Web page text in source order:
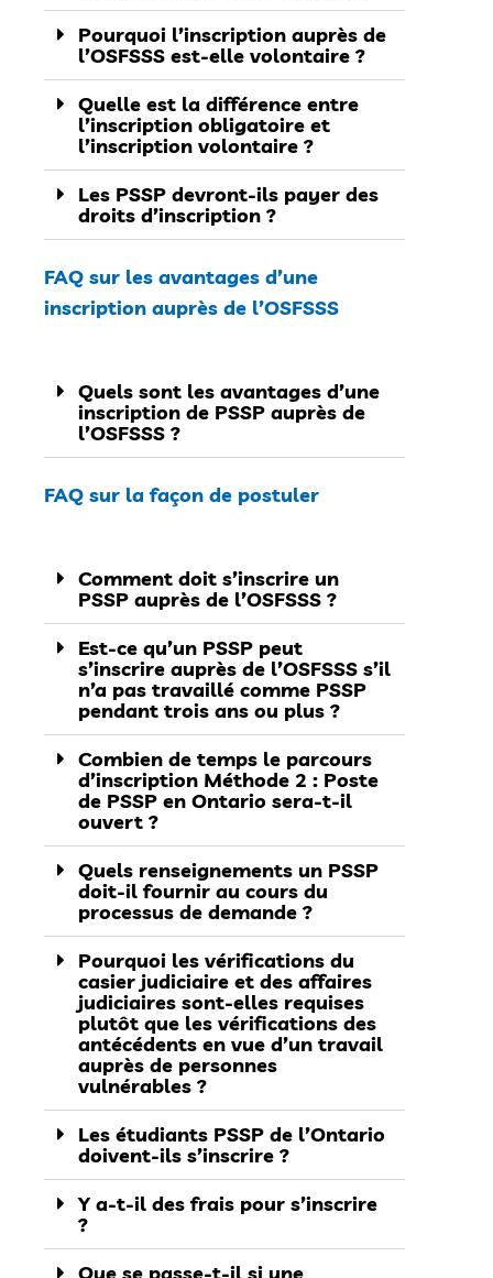
Pourquoi l’inscription auprès de
l’OSFSSS est-elle volontaire ?
Quelle est la différence entre
l’inscription obligatoire et
l’inscription volontaire ?
Les PSSP devront-ils payer des
droits d’inscription ?
FAQ sur les avantages d’une
inscription auprès de l’OSFSSS
Quels sont les avantages d’une
inscription de PSSP auprès de
l’OSFSSS ?
FAQ sur la façon de postuler
Comment doit s’inscrire un
PSSP auprès de l’OSFSSS ?
Est-ce qu’un PSSP peut
s’inscrire auprès de l’OSFSSS s’il
n’a pas travaillé comme PSSP
pendant trois ans ou plus ?
Combien de temps le parcours
d’inscription Méthode 2 : Poste
de PSSP en Ontario sera-t-il
ouvert ?
Quels renseignements un PSSP
doit-il fournir au cours du
processus de demande ?
Pourquoi les vérifications du
casier judiciaire et des affaires
judiciaires sont-elles requises
plutôt que les vérifications des
antécédents en vue d’un travail
auprès de personnes
vulnérables ?
Les étudiants PSSP de l’Ontario
doivent-ils s’inscrire ?
Y a-t-il des frais pour s’inscrire
?